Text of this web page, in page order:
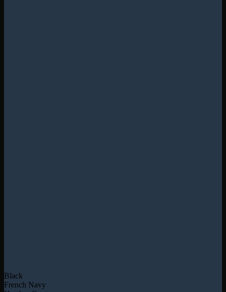
Black
French Navy